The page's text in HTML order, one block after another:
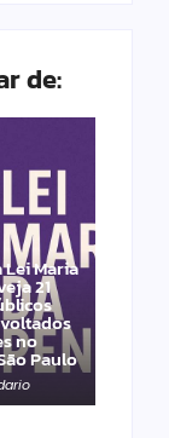
de:
Maria
21
no
Paulo